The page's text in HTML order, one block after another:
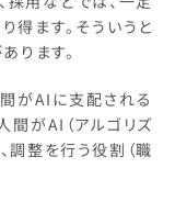
得ます。そういうと
ります。
がAIに支配される
間がAI（アルゴリズ
調整を行う役割（職